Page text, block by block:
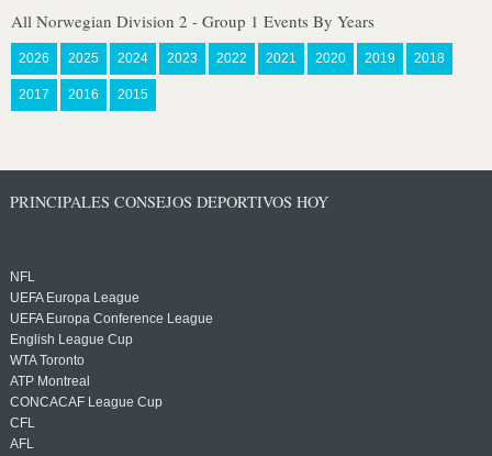
All Norwegian Division 2 - Group 1 Events By Years
2026 2025 2024 2023 2022 2021 2020 2019 2018
2017 2016 2015
PRINCIPALES CONSEJOS DEPORTIVOS HOY
NFL
UEFA Europa League
UEFA Europa Conference League
English League Cup
WTA Toronto
ATP Montreal
CONCACAF League Cup
CFL
AFL